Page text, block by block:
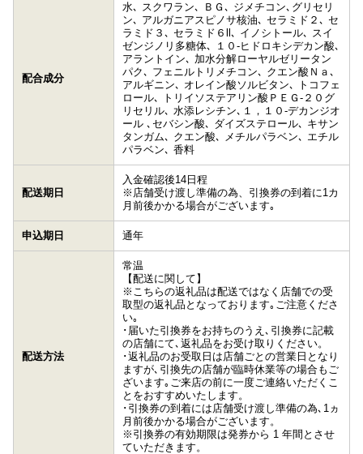
配合成分
水､ スクワラン､ ＢＧ､ ジメチコン､グリセリ
ン､ アルガニアスピノサ核油､ セラミド２､ セ
ラミド３､ セラミド６ll､ イノシトール､ スイ
ゼンジノリ多糖体､ １０-ヒドロキシデカン酸､
アラントイン､ 加水分解ローヤルゼリータン
パク､ フェニルトリメチコン､ クエン酸Ｎａ､
アルギニン､ オレイン酸ソルビタン､ トコフェ
ロール､ トリイソステアリン酸ＰＥＧ-２０グ
リセリル､ 水添レシチン､１，１０-デカンジオ
ール ､セバシン酸､ ダイズステロール､ キサン
タンガム､ クエン酸､ メチルパラベン､ エチル
パラベン､ 香料
配送期日
入金確認後14日程
※店舗受け渡し準備の為、引換券の到着に1カ
月前後かかる場合がございます｡
申込期日 通年
配送方法
常温
【配送に関して】
※こちらの返礼品は配送ではなく店舗での受
取型の返礼品となっております｡ご注意くださ
い｡
･届いた引換券をお持ちのうえ､引換券に記載
の店舗にて､返礼品をお受け取りください。
･返礼品のお受取日は店舗ごとの営業日となり
ますが､引換先の店舗が臨時休業等の場合もご
ざいます｡ご来店の前に一度ご連絡いただくこ
とをおすすめいたします。
･引換券の到着には店舗受け渡し準備の為､1ヵ
月前後かかる場合がございます。
※引換券の有効期限は発券から 1 年間とさせ
ていただきます。